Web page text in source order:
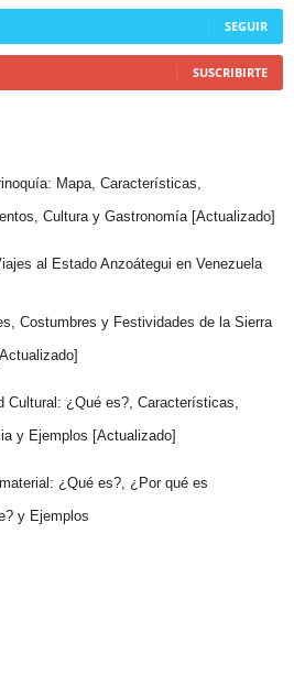
SEGUIR
SUSCRIBIRTE
Mapa, Características,
Cultura y Gastronomía [Actualizado]
al Estado Anzoátegui en Venezuela
Costumbres y Festividades de la Sierra
Cultural: ¿Qué es?, Características,
y Ejemplos [Actualizado]
¿Qué es?, ¿Por qué es
y Ejemplos